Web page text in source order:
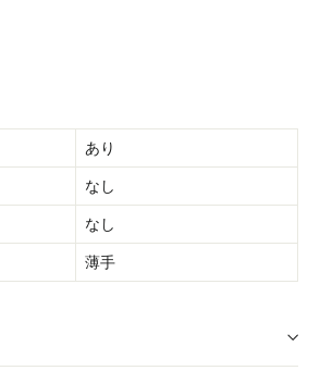
あり
なし
なし
薄手